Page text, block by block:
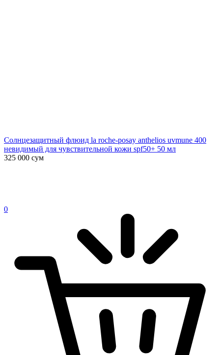
Солнцезащитный флюид la roche-posay anthelios uvmune 400
невидимый для чувствительной кожи spf50+ 50 мл
325 000 сум
0